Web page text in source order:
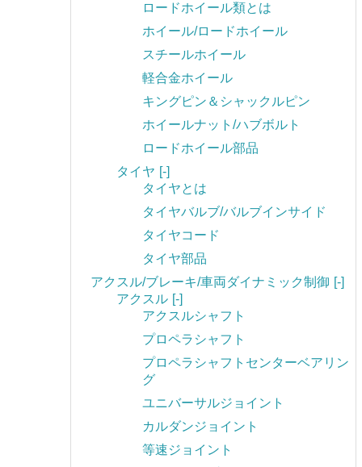
ロードホイール類とは
ホイール/ロードホイール
スチールホイール
軽合金ホイール
キングピン＆シャックルピン
ホイールナット/ハブボルト
ロードホイール部品
タイヤ [-]
タイヤとは
タイヤバルブ/バルブインサイド
タイヤコード
タイヤ部品
アクスル/ブレーキ/車両ダイナミック制御 [-]
アクスル [-]
アクスルシャフト
プロペラシャフト
プロペラシャフトセンターベアリン
グ
ユニバーサルジョイント
カルダンジョイント
等速ジョイント